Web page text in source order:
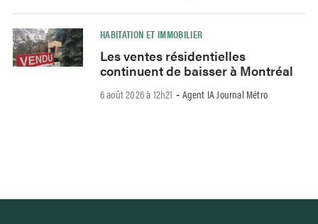
HABITATION ET IMMOBILIER
Les ventes résidentielles
continuent de baisser à Montréal
6 août 2026 à 12h21 - Agent IA Journal Métro